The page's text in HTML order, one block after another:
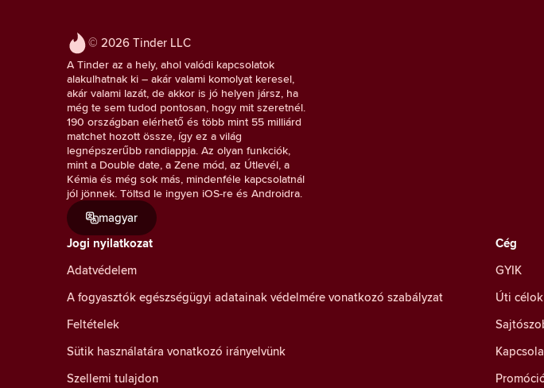
© 2026 Tinder LLC
A Tinder az a hely, ahol valódi kapcsolatok
alakulhatnak ki – akár valami komolyat keresel,
akár valami lazát, de akkor is jó helyen jársz, ha
még te sem tudod pontosan, hogy mit szeretnél.
190 országban elérhető és több mint 55 milliárd
matchet hozott össze, így ez a világ
legnépszerűbb randiappja. Az olyan funkciók,
mint a Double date, a Zene mód, az Útlevél, a
Kémia és még sok más, mindenféle kapcsolatnál
jól jönnek. Töltsd le ingyen iOS-re és Androidra.
magyar
Jogi nyilatkozat
Adatvédelem
A fogyasztók egészségügyi adatainak védelmére vonatkozó szabályzat
Feltételek
Sütik használatára vonatkozó irányelvünk
Szellemi tulajdon
Cég
GYIK
Úti célok